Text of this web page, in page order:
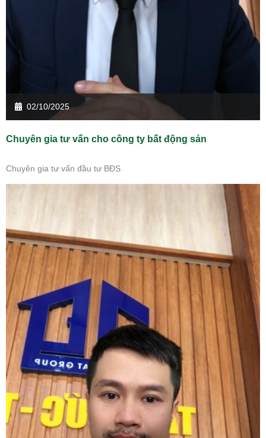
02/10/2025
Chuyên gia tư vấn cho công ty bất động sản
Chuyên gia tư vấn đầu tư BĐS